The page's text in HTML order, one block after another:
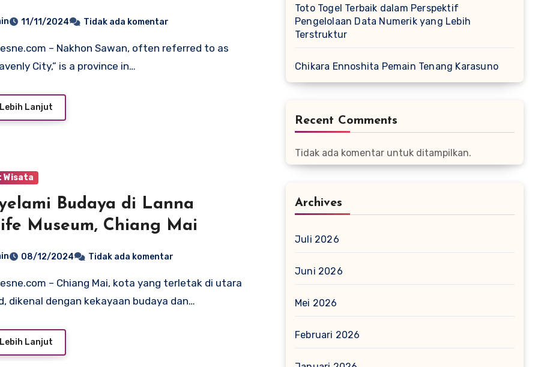
11/11/2024 Tidak ada komentar
City,” is a province in…
Lanjut
Wisata
Budaya di Lanna
Museum, Chiang Mai
08/12/2024 Tidak ada komentar
dikenal dengan kekayaan budaya dan…
Lanjut
Toto Togel Terbaik dalam Perspektif
Pengelolaan Data Numerik yang Lebih
Terstruktur
Chikara Ennoshita Pemain Tenang Karasuno
Recent Comments
Tidak ada komentar untuk ditampilkan.
Archives
Juli 2026
Juni 2026
Mei 2026
Februari 2026